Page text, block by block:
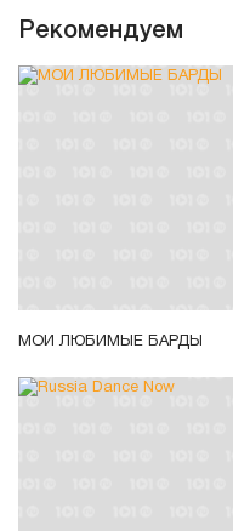
Рекомендуем
МОИ ЛЮБИМЫЕ БАРДЫ